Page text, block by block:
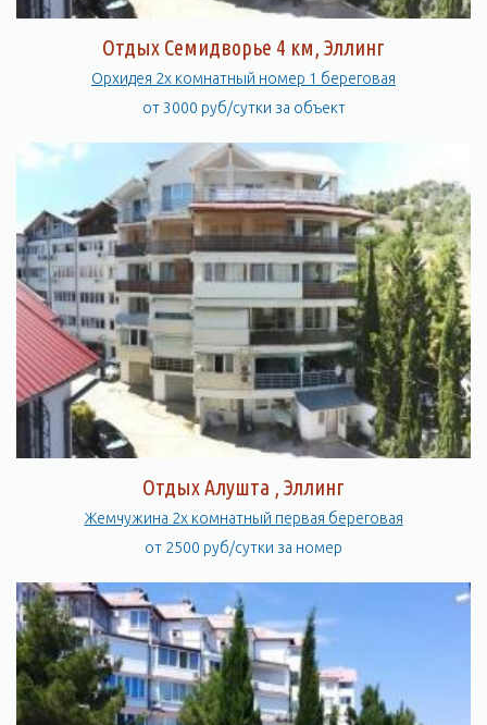
Отдых Семидворье 4 км, Эллинг
Орхидея 2х комнатный номер 1 береговая
от 3000 руб/сутки за объект
Отдых Алушта , Эллинг
Жемчужина 2х комнатный первая береговая
от 2500 руб/сутки за номер